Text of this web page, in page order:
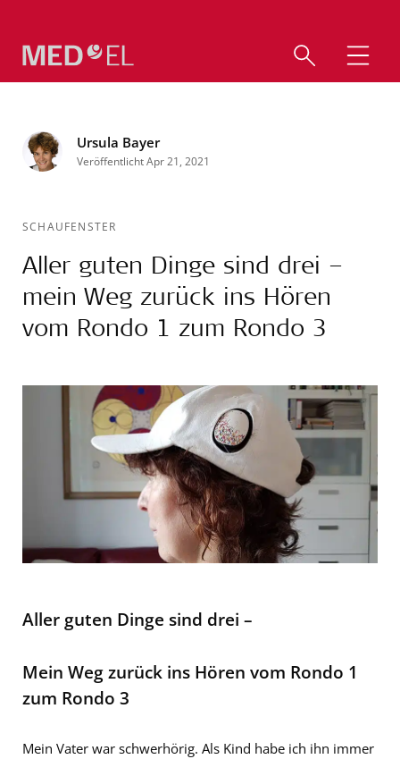
Ursula Bayer
Veröffentlicht Apr 21, 2021
SCHAUFENSTER
Aller guten Dinge sind drei –
mein Weg zurück ins Hören
vom Rondo 1 zum Rondo 3
Aller guten Dinge sind drei –
Mein Weg zurück ins Hören vom Rondo 1
zum Rondo 3
Mein Vater war schwerhörig. Als Kind habe ich ihn immer